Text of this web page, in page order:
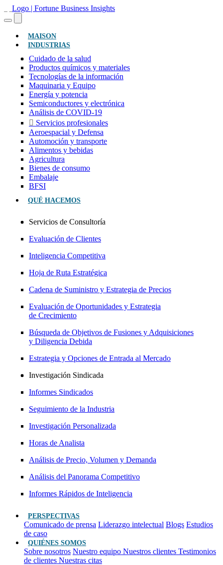
MAISON(ACTUAL)
INDUSTRIAS
Cuidado de la salud
Productos químicos y materiales
Tecnologías de la información
Maquinaria y Equipo
Energía y potencia
Semiconductores y electrónica
Análisis de COVID-19
Servicios profesionales
Aeroespacial y Defensa
Automoción y transporte
Alimentos y bebidas
Agricultura
Bienes de consumo
Embalaje
BFSI
QUÉ HACEMOS
Servicios de Consultoría
Evaluación de Clientes
Inteligencia Competitiva
Hoja de Ruta Estratégica
Cadena de Suministro y Estrategia de Precios
Evaluación de Oportunidades y Estrategia
de Crecimiento
Búsqueda de Objetivos de Fusiones y Adquisiciones
y Diligencia Debida
Estrategia y Opciones de Entrada al Mercado
Investigación Sindicada
Informes Sindicados
Seguimiento de la Industria
Investigación Personalizada
Horas de Analista
Análisis de Precio, Volumen y Demanda
Análisis del Panorama Competitivo
Informes Rápidos de Inteligencia
PERSPECTIVAS
Comunicado de prensa Liderazgo intelectual Blogs Estudios
de caso
QUIÉNES SOMOS
Sobre nosotros Nuestro equipo Nuestros clientes Testimonios
de clientes Nuestras citas